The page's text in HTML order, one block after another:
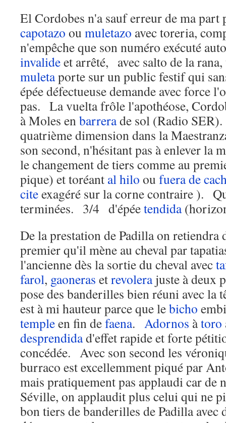
El Cordobes n'a sauf erreur de ma part
capotazo ou muletazo avec toreria,
n'empêche que son numéro exécuté
invalideet arrêté, avec salto de la
muletaporte sur un public festif qui
épée défectueuse demande avec force
pas. La vuelta frôle l'apothéose,
à Moles enbarrerade sol (Radio
quatrième dimension dans la
son second, n'hésitant pas à enlever la
le changement de tiers comme au
pique) et toréant al hilo ou fuera de
citeexagéré sur la corne contraire ).
terminées. 3/4 d'épéetendida
De la prestation de Padilla on retiendra
premier qu'il mène au cheval par
l'ancienne dès la sortie du cheval avec
farol, gaoneras etrevolerajuste à deux
pose des banderilles bien réuni avec la
est à mi hauteur parce que lebicho
templeen fin defaena. Adornos àtoro
desprendidad'effet rapide et forte
concédée. Avec son second les
burraco est excellemment piqué par
mais pratiquement pas applaudi car de
Séville, on applaudit plus celui qui ne
bon tiers de banderilles de Padilla avec